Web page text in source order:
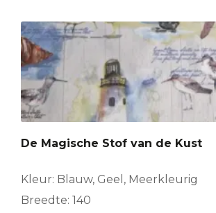
De Magische Stof van de Kust
Kleur: Blauw, Geel, Meerkleurig
Breedte: 140